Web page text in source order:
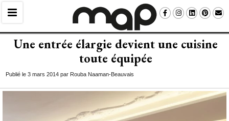
Une entrée élargie devient une cuisine
toute équipée
Publié le 3 mars 2014 par Rouba Naaman-Beauvais